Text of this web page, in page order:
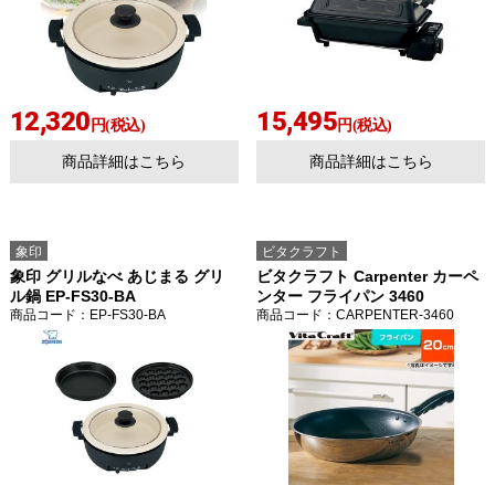
12,320 円(税込)
商品詳細はこちら
15,495円(税込)
商品詳細はこちら
象印
象印 グリルなべ あじまる グリ
ル鍋 EP-FS30-BA
商品コード ：EP-FS30-BA
ビタクラフト
ビタクラフト Carpenter カーペ
ンター フライパン 3460
商品コード ：CARPENTER-3460